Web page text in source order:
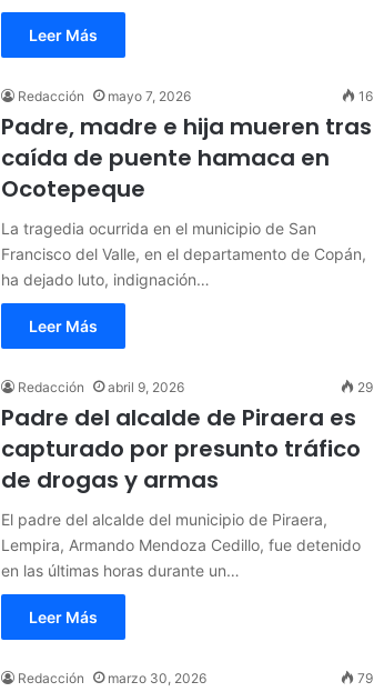
Leer Más
Redacción mayo 7, 2026 16
Padre, madre e hija mueren tras
caída de puente hamaca en
Ocotepeque
La tragedia ocurrida en el municipio de San
Francisco del Valle, en el departamento de Copán,
ha dejado luto, indignación…
Leer Más
Redacción abril 9, 2026 29
Padre del alcalde de Piraera es
capturado por presunto tráfico
de drogas y armas
El padre del alcalde del municipio de Piraera,
Lempira, Armando Mendoza Cedillo, fue detenido
en las últimas horas durante un…
Leer Más
Redacción marzo 30, 2026 79